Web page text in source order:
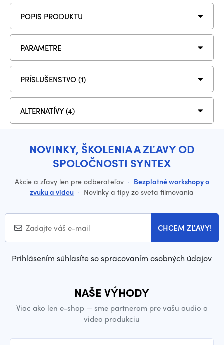
POPIS PRODUKTU
PARAMETRE
PRÍSLUŠENSTVO (1)
ALTERNATÍVY (4)
NOVINKY, ŠKOLENIA A ZĽAVY OD
SPOLOČNOSTI SYNTEX
Akcie a zľavy len pre odberateľov · Bezplatné workshopy o
zvuku a videu · Novinky a tipy zo sveta filmovania
CHCEM ZĽAVY!
Prihlásením súhlasíte so spracovaním osobných údajov
NAŠE VÝHODY
Viac ako len e-shop — sme partnerom pre vašu audio a
video produkciu